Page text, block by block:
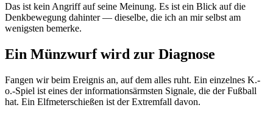
Das ist kein Angriff auf seine Meinung. Es ist ein Blick auf die
Denkbewegung dahinter — dieselbe, die ich an mir selbst am
wenigsten bemerke.
Ein Münzwurf wird zur Diagnose
Fangen wir beim Ereignis an, auf dem alles ruht. Ein einzelnes K.-
o.-Spiel ist eines der informationsärmsten Signale, die der Fußball
hat. Ein Elfmeterschießen ist der Extremfall davon.